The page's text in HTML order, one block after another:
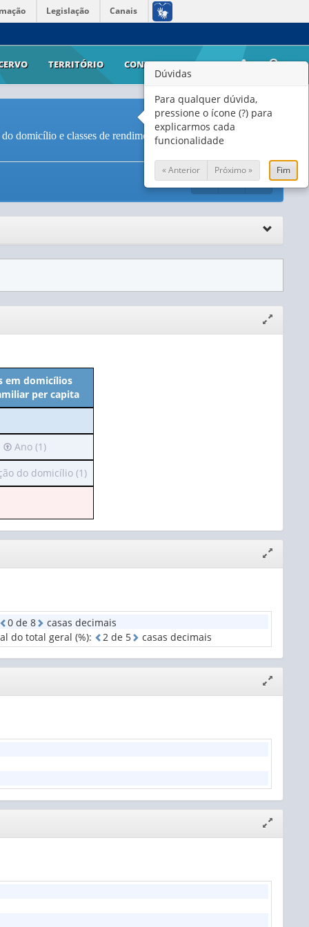
Legislação Canais
TERRITÓRIO CONTATO AJUDA
domicílio e classes de rendimento nominal mensal familiar
janela
em domicílios
per capita
Irá
para
o
cabeçalho
1
valor):
Ano
Ano (1)
do domicílio (1)
janela
0 de 8
casas decimais
do total geral (%): 2 de 5 casas decimais
janela
janela
Dúvidas
Para qualquer dúvida,
pressione o ícone (?) para
explicarmos cada
funcionalidade
« Anterior Próximo » Fim